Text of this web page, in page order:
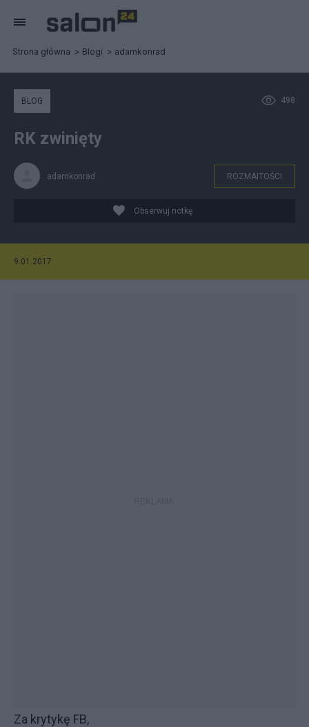
Strona główna Blogi adamkonrad
498
BLOG
RK zwinięty
adamkonrad ROZMAITOŚCI
Obserwuj notkę
9.01.2017
Za krytykę FB,